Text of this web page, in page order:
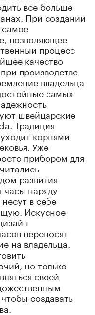
все больше
При создании
самое
позволяющее
процесс
качество
производстве
владельца
самых
швейцарские
Традиция
корнями
Уже
прибором для
развития
часы наряду
в себе
Искусное
переносят
на владельца.
но только
своей
создавать